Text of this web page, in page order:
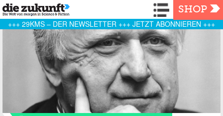
Navigation
SHOP
+++ 29KMS – DER NEWSLETTER +++ JETZT ABONNIEREN +++